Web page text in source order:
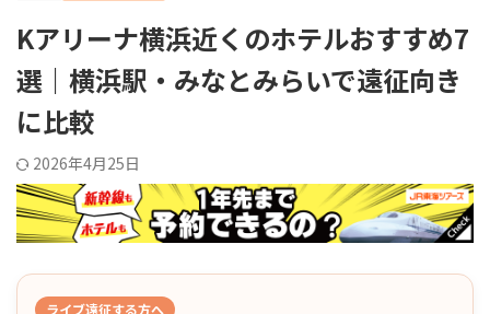
Kアリーナ横浜近くのホテルおすすめ7
選｜横浜駅・みなとみらいで遠征向き
に比較
2026年4月25日
ライブ遠征する方へ